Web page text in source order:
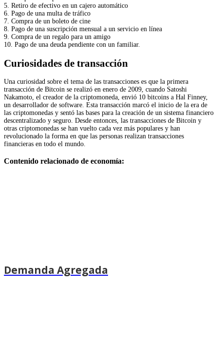
5. Retiro de efectivo en un cajero automático
6. Pago de una multa de tráfico
7. Compra de un boleto de cine
8. Pago de una suscripción mensual a un servicio en línea
9. Compra de un regalo para un amigo
10. Pago de una deuda pendiente con un familiar.
Curiosidades de transacción
Una curiosidad sobre el tema de las transacciones es que la primera
transacción de Bitcoin se realizó en enero de 2009, cuando Satoshi
Nakamoto, el creador de la criptomoneda, envió 10 bitcoins a Hal Finney,
un desarrollador de software. Esta transacción marcó el inicio de la era de
las criptomonedas y sentó las bases para la creación de un sistema financiero
descentralizado y seguro. Desde entonces, las transacciones de Bitcoin y
otras criptomonedas se han vuelto cada vez más populares y han
revolucionado la forma en que las personas realizan transacciones
financieras en todo el mundo.
Contenido relacionado de economía:
Demanda Agregada